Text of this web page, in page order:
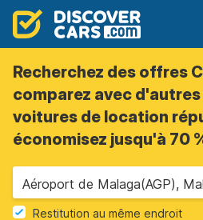
Recherchez des offres
comparez avec
voitures de location
économisez jusqu'à 70
Aéroport de Malaga(AGP),
Restitution au même endroit